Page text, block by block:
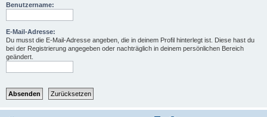
Benutzername:
E-Mail-Adresse:
Du musst die E-Mail-Adresse angeben, die in deinem Profil hinterlegt ist. Diese hast du
bei der Registrierung angegeben oder nachträglich in deinem persönlichen Bereich
geändert.